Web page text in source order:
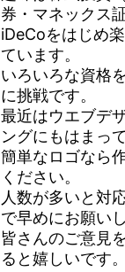
券・マネックス
iDeCoをはじめ
ています。
いろいろな資格
に挑戦です。
最近はウエブデ
ングにもはまっ
簡単なロゴなら
ください。
人数が多いと対
で早めにお願い
皆さんのご意見
ると嬉しいです。